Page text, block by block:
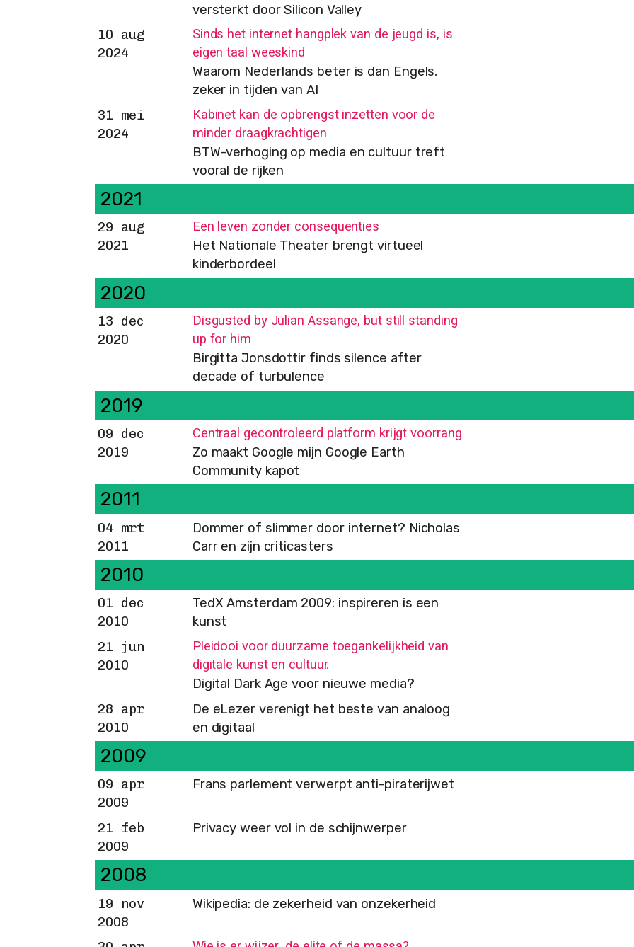
versterkt door Silicon Valley
10 aug
2024
Sinds het internet hangplek van de jeugd is, is
eigen taal weeskind
Waarom Nederlands beter is dan Engels,
zeker in tijden van AI
31 mei
2024
Kabinet kan de opbrengst inzetten voor de
minder draagkrachtigen
BTW-verhoging op media en cultuur treft
vooral de rijken
2021
29 aug
2021
Een leven zonder consequenties
Het Nationale Theater brengt virtueel
kinderbordeel
2020
13 dec
2020
Disgusted by Julian Assange, but still standing
up for him
Birgitta Jonsdottir finds silence after
decade of turbulence
2019
09 dec
2019
Centraal gecontroleerd platform krijgt voorrang
Zo maakt Google mijn Google Earth
Community kapot
2011
04 mrt
2011
Dommer of slimmer door internet? Nicholas
Carr en zijn criticasters
2010
01 dec
2010
TedX Amsterdam 2009: inspireren is een
kunst
21 jun
2010
Pleidooi voor duurzame toegankelijkheid van
digitale kunst en cultuur.
Digital Dark Age voor nieuwe media?
28 apr
2010
De eLezer verenigt het beste van analoog
en digitaal
2009
09 apr
2009
Frans parlement verwerpt anti-piraterijwet
21 feb
2009
Privacy weer vol in de schijnwerper
2008
19 nov
2008
Wikipedia: de zekerheid van onzekerheid